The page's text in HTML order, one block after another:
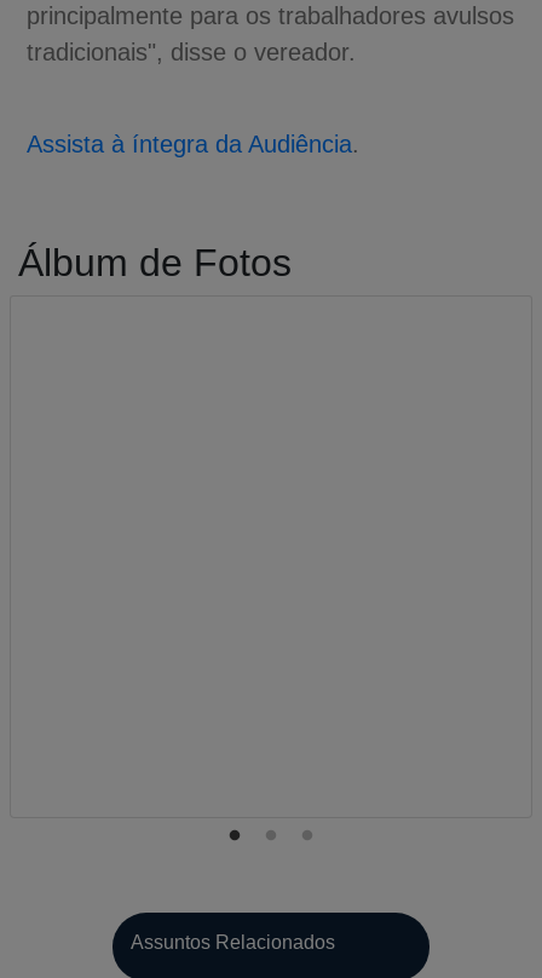
principalmente para os trabalhadores avulsos
tradicionais", disse o vereador.
Assista à íntegra da Audiência.
Álbum de Fotos
Assuntos Relacionados